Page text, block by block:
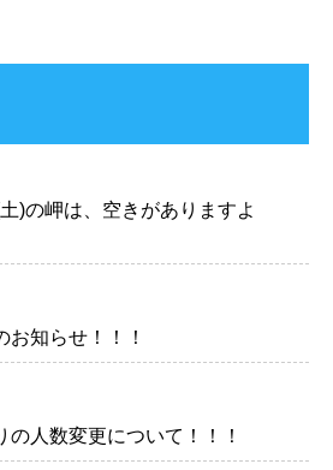
)の岬は、空きがありますよ
お知らせ！！！
の人数変更について！！！